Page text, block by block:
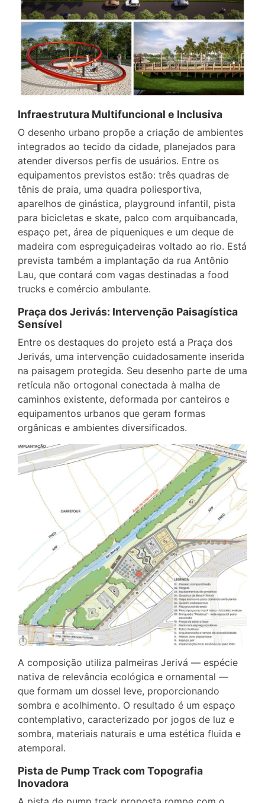
Infraestrutura Multifuncional e Inclusiva
O desenho urbano propõe a criação de ambientes
integrados ao tecido da cidade, planejados para
atender diversos perfis de usuários. Entre os
equipamentos previstos estão: três quadras de
tênis de praia, uma quadra poliesportiva,
aparelhos de ginástica, playground infantil, pista
para bicicletas e skate, palco com arquibancada,
espaço pet, área de piqueniques e um deque de
madeira com espreguiçadeiras voltado ao rio. Está
prevista também a implantação da rua Antônio
Lau, que contará com vagas destinadas a food
trucks e comércio ambulante.
Praça dos Jerivás: Intervenção Paisagística
Sensível
Entre os destaques do projeto está a Praça dos
Jerivás, uma intervenção cuidadosamente inserida
na paisagem protegida. Seu desenho parte de uma
retícula não ortogonal conectada à malha de
caminhos existente, deformada por canteiros e
equipamentos urbanos que geram formas
orgânicas e ambientes diversificados.
A composição utiliza palmeiras Jerivá — espécie
nativa de relevância ecológica e ornamental —
que formam um dossel leve, proporcionando
sombra e acolhimento. O resultado é um espaço
contemplativo, caracterizado por jogos de luz e
sombra, materiais naturais e uma estética fluida e
atemporal.
Pista de Pump Track com Topografia
Inovadora